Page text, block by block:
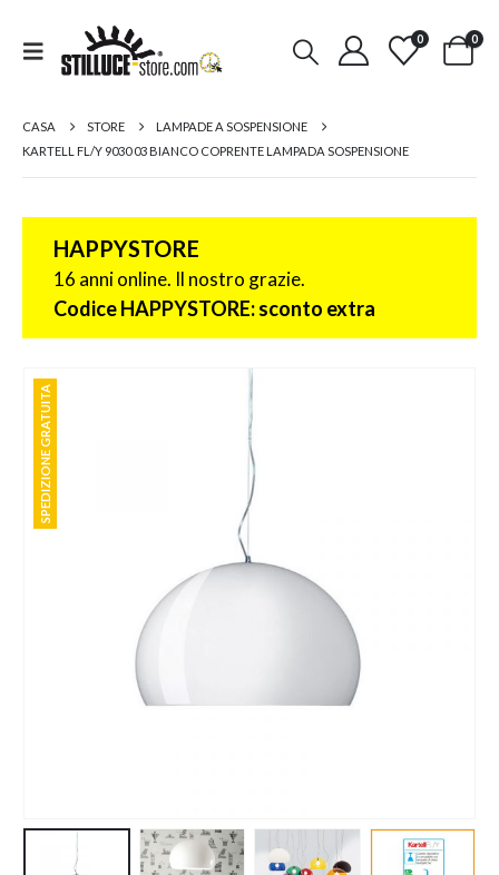
0 0
CASA STORE
LAMPADE A SOSPENSIONE
KARTELL FL/Y 9030 03 BIANCO COPRENTE LAMPADA SOSPENSIONE
HAPPYSTORE
16 anni online. Il nostro grazie.
Codice HAPPYSTORE: sconto extra
SPEDIZIONE GRATUITA
SPEDIZIONE GRATUITA